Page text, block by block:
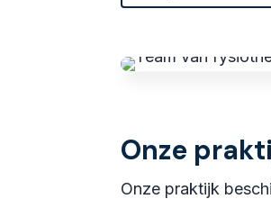
Onze
Onze praktijk